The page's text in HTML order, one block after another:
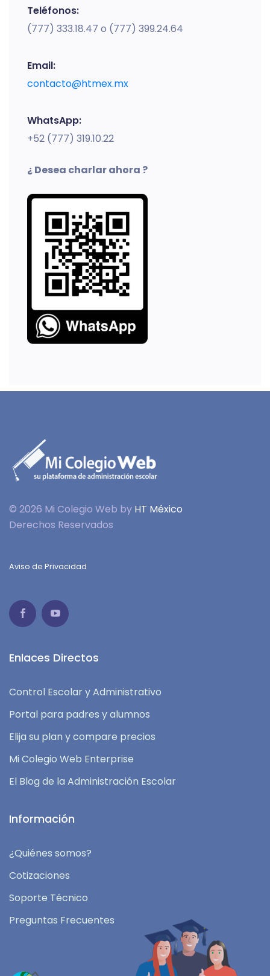
Teléfonos:
(777) 333.18.47 o (777) 399.24.64
Email:
contacto@htmex.mx
WhatsApp:
+52 (777) 319.10.22
¿ Desea charlar ahora ?
© 2026 Mi Colegio Web by HT México
Derechos Reservados
Aviso de Privacidad
Enlaces Directos
Control Escolar y Administrativo
Portal para padres y alumnos
Elija su plan y compare precios
Mi Colegio Web Enterprise
El Blog de la Administración Escolar
Información
¿Quiénes somos?
Cotizaciones
Soporte Técnico
Preguntas Frecuentes